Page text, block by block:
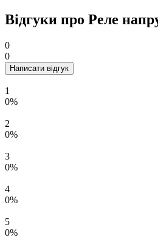
Відгуки про Реле
0
0
Написати відгук
1
0%
2
0%
3
0%
4
0%
5
0%